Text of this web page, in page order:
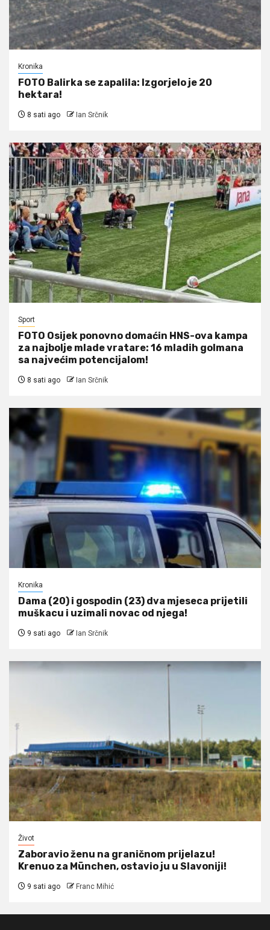
Kronika
FOTO Balirka se zapalila: Izgorjelo je 20
hektara!
8 sati ago Ian Srčnik
Sport
FOTO Osijek ponovno domaćin HNS-ova kampa
za najbolje mlade vratare: 16 mladih golmana
sa najvećim potencijalom!
8 sati ago Ian Srčnik
Kronika
Dama (20) i gospodin (23) dva mjeseca prijetili
muškacu i uzimali novac od njega!
9 sati ago Ian Srčnik
Život
Zaboravio ženu na graničnom prijelazu!
Krenuo za München, ostavio ju u Slavoniji!
9 sati ago Franc Mihić